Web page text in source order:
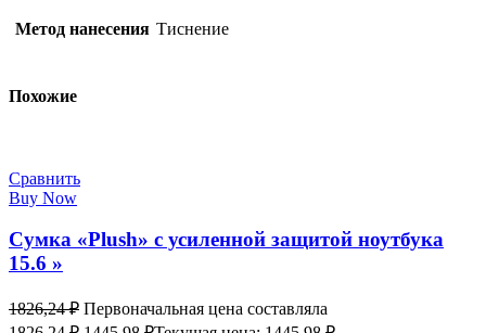
Метод нанесения Тиснение
Похожие
Сравнить
Buy Now
Сумка «Plush» c усиленной защитой ноутбука
15.6 »
1826,24₽ Первоначальная цена составляла